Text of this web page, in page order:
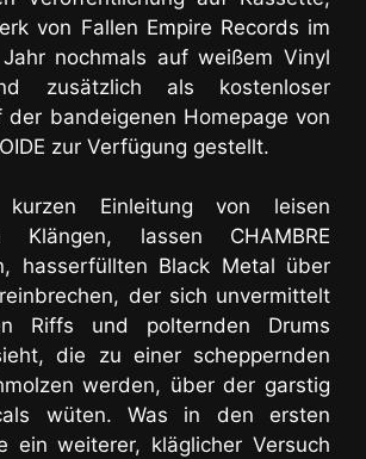
von Fallen Empire Records im
nochmals auf weißem Vinyl
zusätzlich als kostenloser
der bandeigenen Homepage von
zur Verfügung gestellt.
Einleitung von leisen
Klängen, lassen CHAMBRE
hasserfüllten Black Metal über
, der sich unvermittelt
Riffs und polternden Drums
die zu einer scheppernden
werden, über der garstig
wüten. Was in den ersten
ein weiterer, kläglicher Versuch